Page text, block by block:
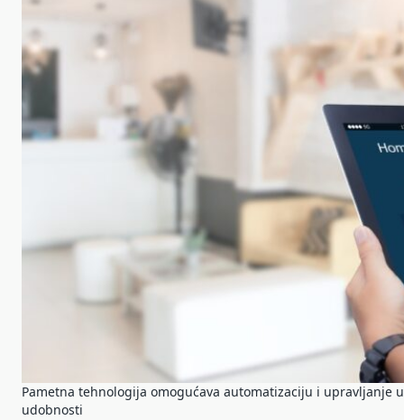
Pametna tehnologija omogućava automatizaciju i upravljanje
udobnosti